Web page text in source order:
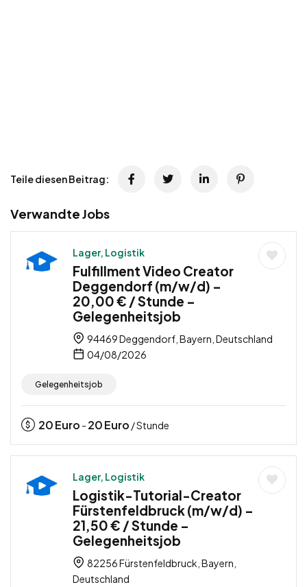
Teile diesen Beitrag:
Verwandte Jobs
Lager, Logistik
Fulfillment Video Creator
Deggendorf (m/w/d) –
20,00 € / Stunde –
Gelegenheitsjob
94469 Deggendorf, Bayern, Deutschland
04/08/2026
Gelegenheitsjob
20Euro - 20Euro / Stunde
Lager, Logistik
Logistik-Tutorial-Creator
Fürstenfeldbruck (m/w/d) –
21,50 € / Stunde –
Gelegenheitsjob
82256 Fürstenfeldbruck, Bayern,
Deutschland